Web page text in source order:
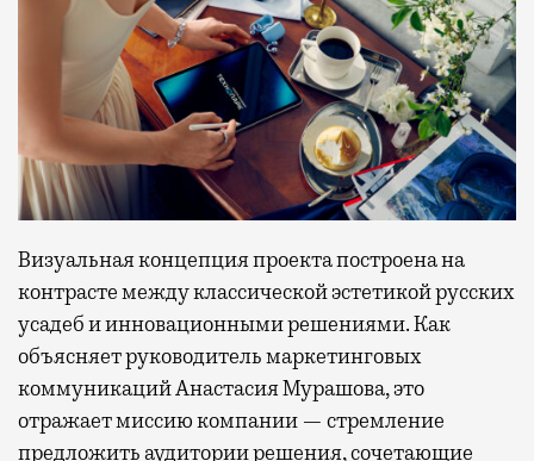
Визуальная концепция проекта построена на
контрасте между классической эстетикой русских
усадеб и инновационными решениями. Как
объясняет руководитель маркетинговых
коммуникаций Анастасия Мурашова, это
отражает миссию компании — стремление
предложить аудитории решения, сочетающие